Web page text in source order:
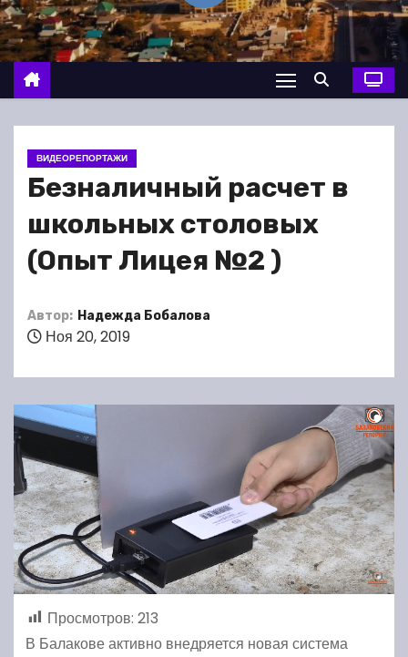
о
м
у
ВИДЕОРЕПОРТАЖИ
Безналичный расчет в
школьных столовых
(Опыт Лицея №2 )
Автор: Надежда Бобалова
Ноя 20, 2019
Просмотров: 213
В Балакове активно внедряется новая система